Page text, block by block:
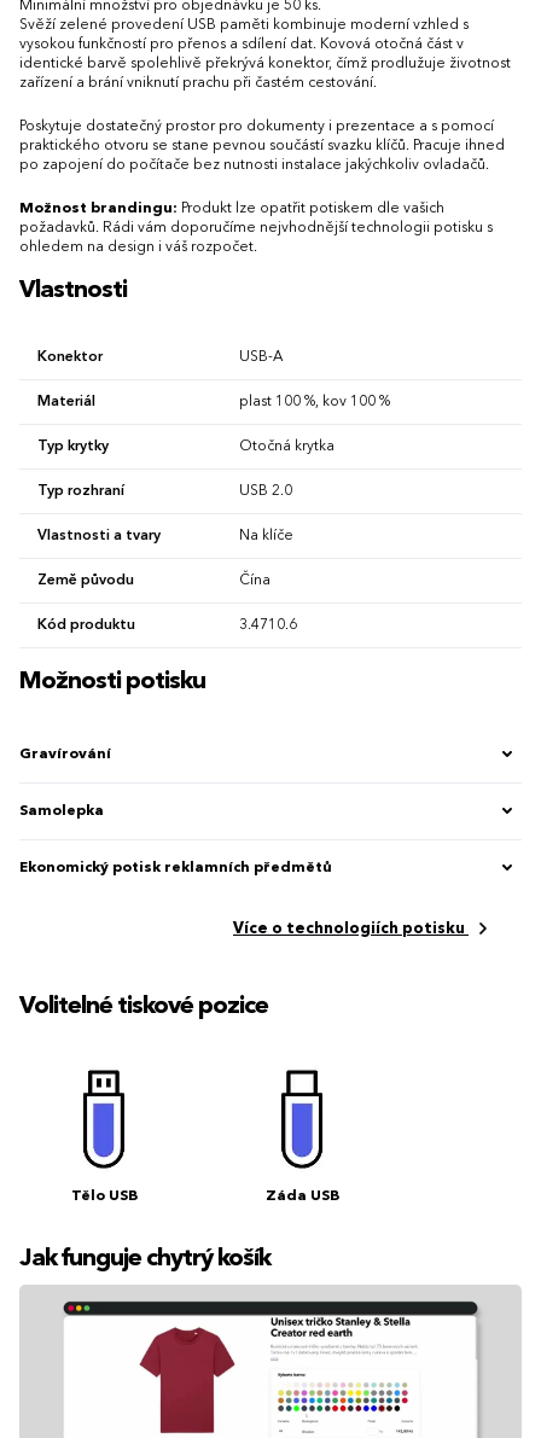
Minimální množství pro objednávku je 50 ks.
Svěží zelené provedení USB paměti kombinuje moderní vzhled s
vysokou funkčností pro přenos a sdílení dat. Kovová otočná část v
identické barvě spolehlivě překrývá konektor, čímž prodlužuje životnost
zařízení a brání vniknutí prachu při častém cestování.
Poskytuje dostatečný prostor pro dokumenty i prezentace a s pomocí
praktického otvoru se stane pevnou součástí svazku klíčů. Pracuje ihned
po zapojení do počítače bez nutnosti instalace jakýchkoliv ovladačů.
Možnost brandingu: Produkt lze opatřit potiskem dle vašich
požadavků. Rádi vám doporučíme nejvhodnější technologii potisku s
ohledem na design i váš rozpočet.
Vlastnosti
Konektor USB-A
Materiál plast 100 %, kov 100 %
Typ krytky Otočná krytka
Typ rozhraní USB 2.0
Vlastnosti a tvary Na klíče
Země původu Čína
Kód produktu 3.4710.6
Možnosti potisku
Gravírování
Samolepka
Ekonomický potisk reklamních předmětů
Více o technologiích potisku
Volitelné tiskové pozice
Tělo USB Záda USB
Jak funguje chytrý košík